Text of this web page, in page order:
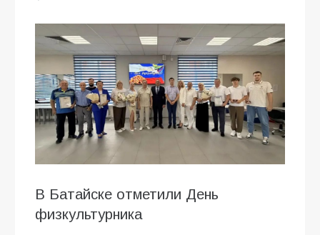
В Батайске отметили День
физкультурника